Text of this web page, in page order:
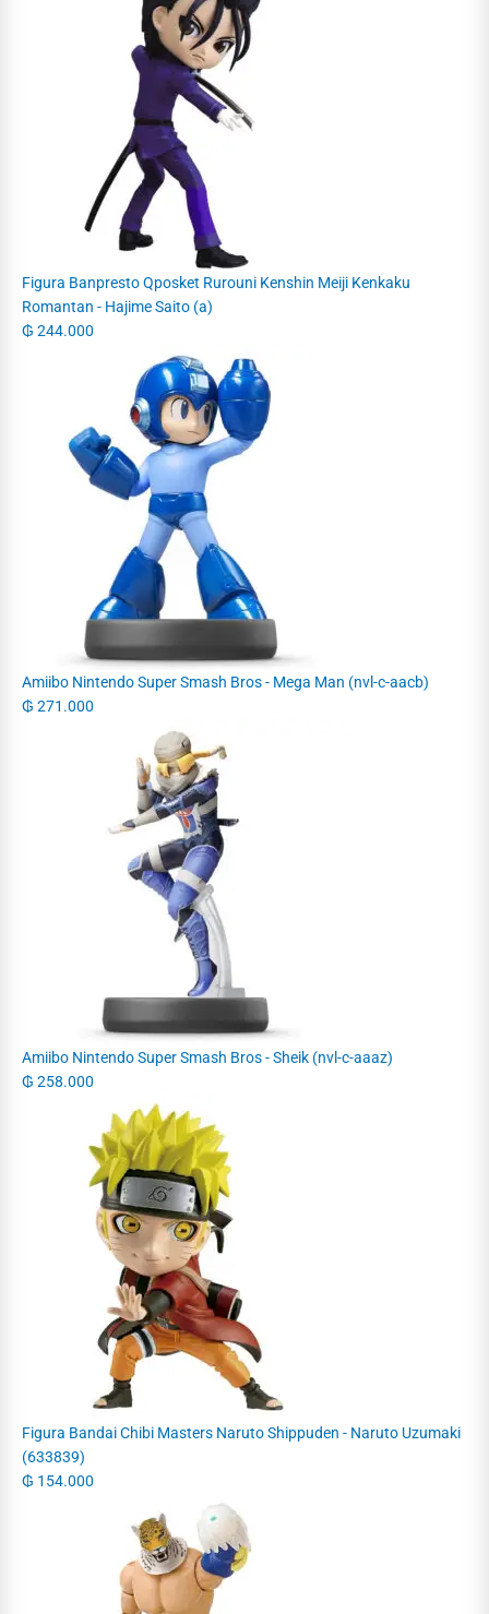
Figura Banpresto Qposket Rurouni Kenshin Meiji Kenkaku
Romantan - Hajime Saito (a)
₲ 244.000
Amiibo Nintendo Super Smash Bros - Mega Man (nvl-c-aacb)
₲ 271.000
Amiibo Nintendo Super Smash Bros - Sheik (nvl-c-aaaz)
₲ 258.000
Figura Bandai Chibi Masters Naruto Shippuden - Naruto Uzumaki
(633839)
₲ 154.000